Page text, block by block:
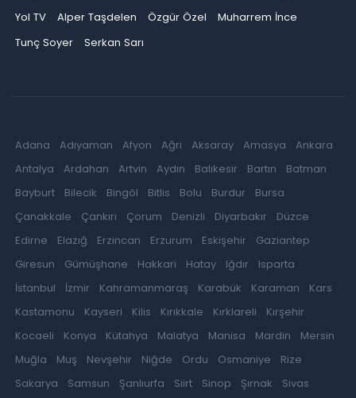
Yol TV
Alper Taşdelen Özgür Özel
Muharrem İnce
Tunç Soyer
Serkan Sarı
Adana Adıyaman Afyon Ağrı Aksaray Amasya
Ankara
Antalya
Ardahan Artvin Aydın Balıkesir Bartın
Batman
Bayburt
Bilecik Bingöl Bitlis Bolu Burdur
Bursa
Çanakkale
Çankırı Çorum Denizli Diyarbakır
Düzce
Edirne
Elazığ Erzincan Erzurum Eskişehir
Gaziantep
Giresun
Gümüşhane Hakkari Hatay Iğdır
Isparta
İstanbul
İzmir Kahramanmaraş Karabük Karaman
Kars
Kastamonu
Kayseri Kilis Kırıkkale Kırklareli
Kırşehir
Kocaeli
Konya Kütahya Malatya Manisa Mardin
Mersin
Muğla
Muş Nevşehir Niğde Ordu Osmaniye
Rize
Sakarya
Samsun Şanlıurfa Siirt Sinop Şırnak
Sivas